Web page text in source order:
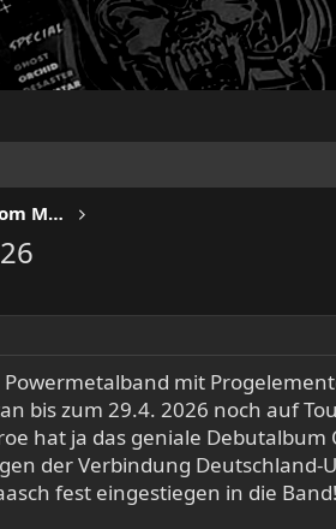
IRON FISTS - Heavy Metal & Doom Metal
mit
bis zum 29.4. 2026 noch auf
hat ja das geniale
der Verbindung Deutschland-
fest eingestiegen in die Band!